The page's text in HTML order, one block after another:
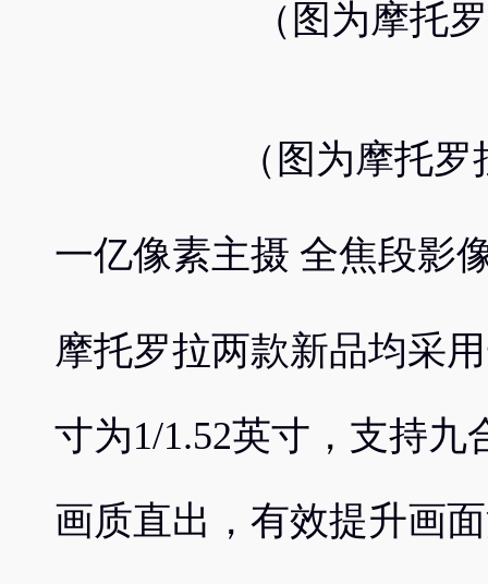
（图为摩托
（图为摩托
一亿像素主摄 全焦段影
摩托罗拉两款新品均采
寸为1/1.52英寸，支持九
画质直出，有效提升画